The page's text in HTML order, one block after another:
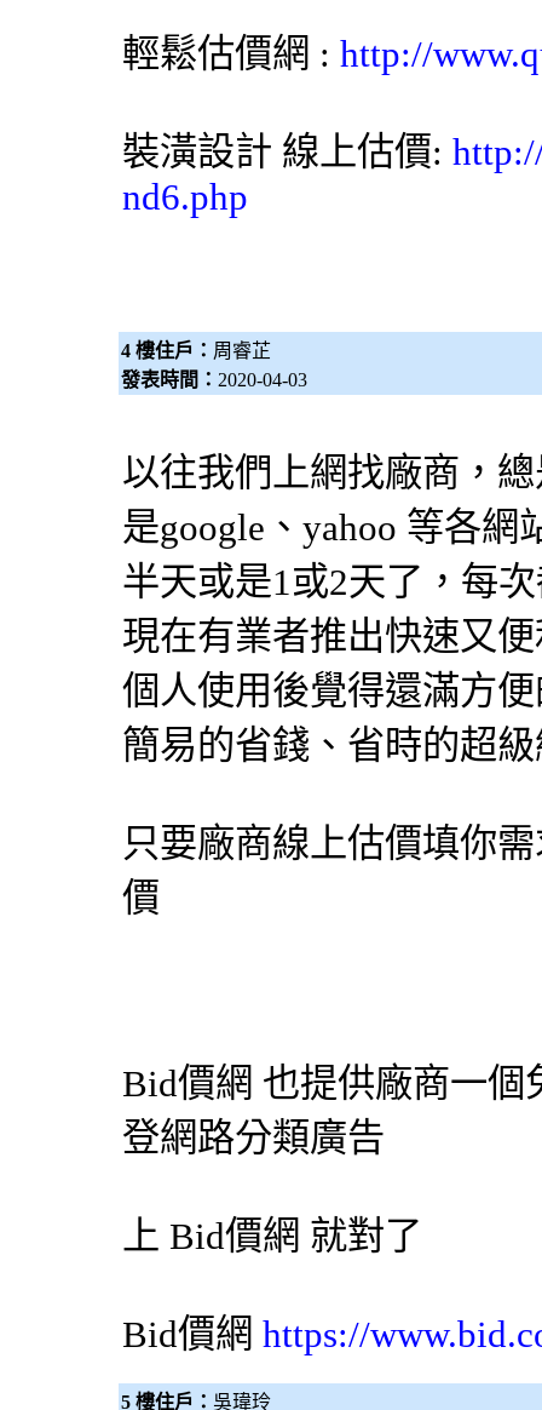
輕鬆估價網 : http://
裝潢設計 線上估價:
nd6.php
4 樓住戶： 周睿芷
發表時間： 2020-04-03
以往我們上網找廠商，
是google、yahoo 等各
半天或是1或2天了，每
現在有業者推出快速又
個人使用後覺得還滿方
簡易的省錢、省時的超
只要廠商線上估價填你
價
Bid價網 也提供廠商一個
登網路分類廣告
上 Bid價網 就對了
Bid價網 https://
5 樓住戶： 吳瑋玲